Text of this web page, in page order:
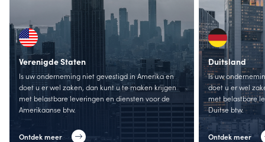
Verenigde Staten
Is uw onderneming niet gevestigd in Amerika en
doet u er wel zaken, dan kunt u te maken krijgen
met belastbare leveringen en diensten voor de
Amerikaanse btw.
Ontdek meer
Duitsland
Is uw
doet u er wel
met belastbare
Duitse btw.
Ontdek meer